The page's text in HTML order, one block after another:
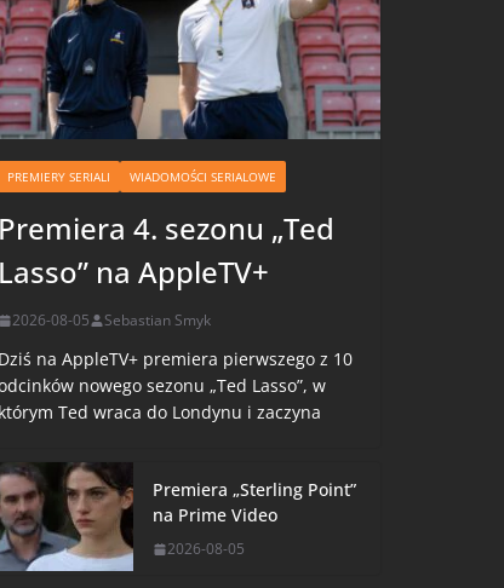
PREMIERY SERIALI WIADOMOŚCI SERIALOWE
Premiera 4. sezonu „Ted
Lasso” na AppleTV+
2026-08-05 Sebastian Smyk
Dziś na AppleTV+ premiera pierwszego z 10
nowego sezonu „Ted Lasso”, w
którym Ted wraca do Londynu i zaczyna
Premiera „Sterling Point”
na Prime Video
2026-08-05